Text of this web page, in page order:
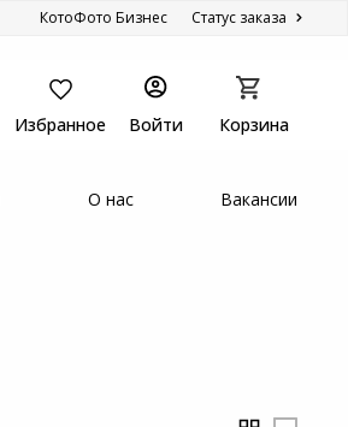
КотоФото Бизнес Статус заказа
Корзина
Войти
Избранное
О нас Вакансии